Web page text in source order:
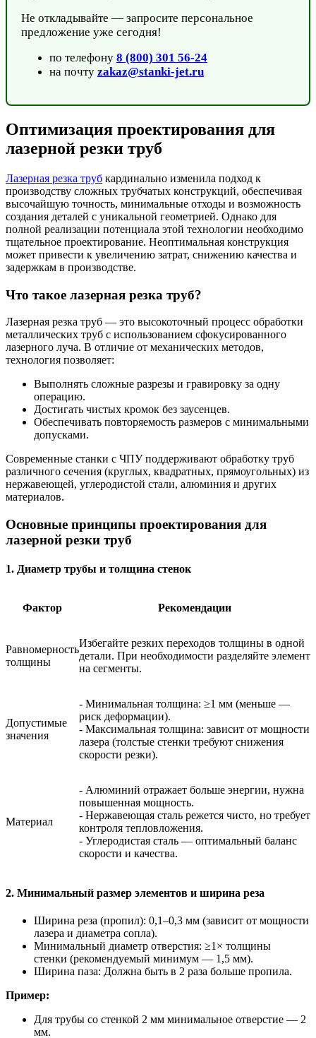
Не откладывайте — запросите персональное
предложение уже сегодня!
по телефону 8 (800) 301 56-24
на почту zakaz@stanki-jet.ru
Оптимизация проектирования для
лазерной резки труб
Лазерная резка труб кардинально изменила подход к
производству сложных трубчатых конструкций, обеспечивая
высочайшую точность, минимальные отходы и возможность
создания деталей с уникальной геометрией. Однако для
полной реализации потенциала этой технологии необходимо
тщательное проектирование. Неоптимальная конструкция
может привести к увеличению затрат, снижению качества и
задержкам в производстве.
Что такое лазерная резка труб?
Лазерная резка труб — это высокоточный процесс обработки
металлических труб с использованием сфокусированного
лазерного луча. В отличие от механических методов,
технология позволяет:
Выполнять сложные разрезы и гравировку за одну
операцию.
Достигать чистых кромок без заусенцев.
Обеспечивать повторяемость размеров с минимальными
допусками.
Современные станки с ЧПУ поддерживают обработку труб
различного сечения (круглых, квадратных, прямоугольных) из
нержавеющей, углеродистой стали, алюминия и других
материалов.
Основные принципы проектирования для
лазерной резки труб
1. Диаметр трубы и толщина стенок
Фактор Рекомендации
Равномерность
толщины
Избегайте резких переходов толщины в одной
детали. При необходимости разделяйте элемент
на сегменты.
Допустимые
значения
- Минимальная толщина: ≥1 мм (меньше —
риск деформации).
- Максимальная толщина: зависит от мощности
лазера (толстые стенки требуют снижения
скорости резки).
Материал
- Алюминий отражает больше энергии, нужна
повышенная мощность.
- Нержавеющая сталь режется чисто, но требует
контроля тепловложения.
- Углеродистая сталь — оптимальный баланс
скорости и качества.
2. Минимальный размер элементов и ширина реза
Ширина реза (пропил): 0,1–0,3 мм (зависит от мощности
лазера и диаметра сопла).
Минимальный диаметр отверстия: ≥1× толщины
стенки (рекомендуемый минимум — 1,5 мм).
Ширина паза: Должна быть в 2 раза больше пропила.
Пример:
Для трубы со стенкой 2 мм минимальное отверстие — 2
мм.